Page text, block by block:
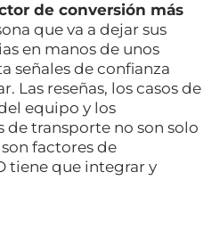
de conversión más
que va a dejar sus
en manos de unos
señales de confianza
Las reseñas, los casos de
equipo y los
de transporte no son solo
factores de
tiene que integrar y